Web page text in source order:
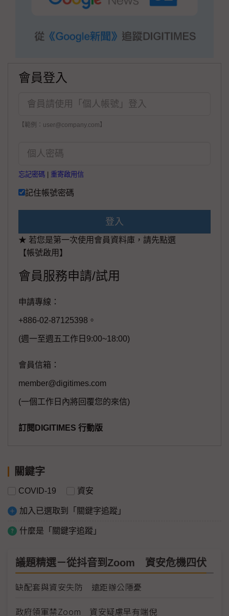
會員登入
【範例：user@company.com】
忘記密碼 重寄啟用信
記住帳號密碼
登入
★ 若您是第一次使用會員資料庫，請先點選
【帳號啟用】
會員服務申請/試用
申請專線：
+886-02-87125398。
(週一至週五工作日9:00~18:00)
會員信箱：
member@digitimes.com
(一個工作日內將回覆您的來信)
訂閱DIGITIMES 行動版
關鍵字
COVID-19 資安
加入已選取到「關鍵字追蹤」
什麼是「關鍵字追蹤」
議題精選－從抖音到Zoom 資安危機四伏
缺配套與資安失防 遠距辦公隱憂
政府領軍禁Zoom 資安疑慮早有端倪